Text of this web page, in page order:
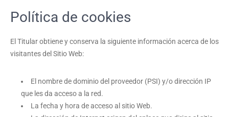
Política de cookies
El Titular obtiene y conserva la siguiente información acerca de los
visitantes del Sitio Web:
El nombre de dominio del proveedor (PSI) y/o dirección IP
que les da acceso a la red.
La fecha y hora de acceso al sitio Web.